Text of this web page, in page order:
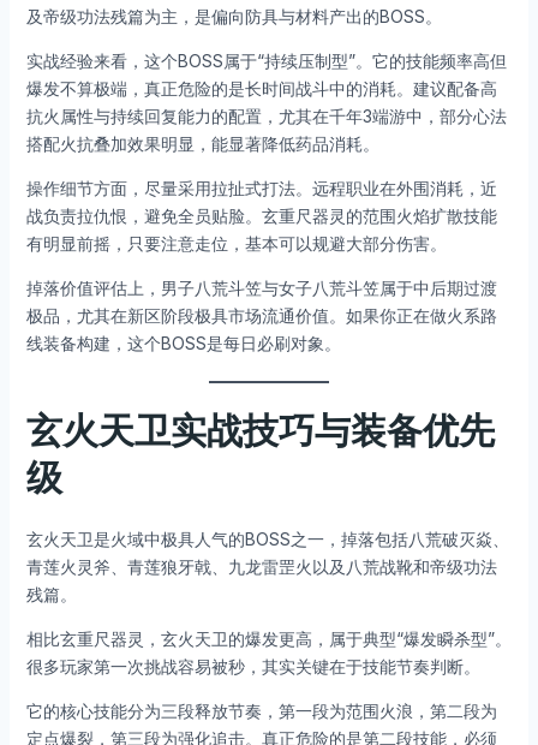
及帝级功法残篇为主，是偏向防具与材料产出的BOSS。
实战经验来看，这个BOSS属于“持续压制型”。它的技能频率高但
爆发不算极端，真正危险的是长时间战斗中的消耗。建议配备高
抗火属性与持续回复能力的配置，尤其在千年3端游中，部分心法
搭配火抗叠加效果明显，能显著降低药品消耗。
操作细节方面，尽量采用拉扯式打法。远程职业在外围消耗，近
战负责拉仇恨，避免全员贴脸。玄重尺器灵的范围火焰扩散技能
有明显前摇，只要注意走位，基本可以规避大部分伤害。
掉落价值评估上，男子八荒斗笠与女子八荒斗笠属于中后期过渡
极品，尤其在新区阶段极具市场流通价值。如果你正在做火系路
线装备构建，这个BOSS是每日必刷对象。
玄火天卫实战技巧与装备优先
级
玄火天卫是火域中极具人气的BOSS之一，掉落包括八荒破灭焱、
青莲火灵斧、青莲狼牙戟、九龙雷罡火以及八荒战靴和帝级功法
残篇。
相比玄重尺器灵，玄火天卫的爆发更高，属于典型“爆发瞬杀型”。
很多玩家第一次挑战容易被秒，其实关键在于技能节奏判断。
它的核心技能分为三段释放节奏，第一段为范围火浪，第二段为
定点爆裂，第三段为强化追击。真正危险的是第二段技能，必须